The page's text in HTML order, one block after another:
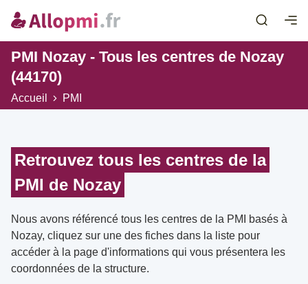
PMI Nozay - Tous les centres de Nozay
(44170)
Accueil PMI
Retrouvez tous les centres de la
PMI de Nozay
Nous avons référencé tous les centres de la PMI basés à
Nozay, cliquez sur une des fiches dans la liste pour
accéder à la page d'informations qui vous présentera les
coordonnées de la structure.